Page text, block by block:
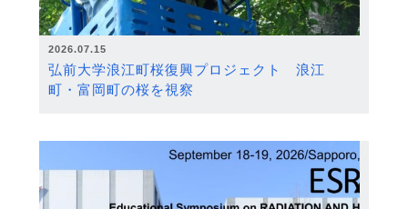
2026.07.15
弘前大学浪江町桜復興プロジェクト 浪江
町・富岡町の桜を視察